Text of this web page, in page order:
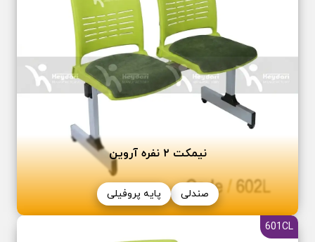
نیمکت ٢ نفره آروین
صندلی پایه پروفیلی
601CL